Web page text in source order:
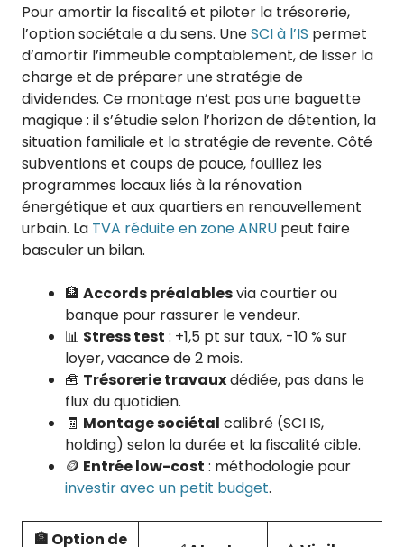
Pour amortir la fiscalité et piloter la trésorerie,
l’option sociétale a du sens. UneSCI à l’IS permet
d’amortir l’immeuble comptablement, de lisser la
charge et de préparer une stratégie de
dividendes. Ce montage n’est pas une baguette
magique : il s’étudie selon l’horizon de détention, la
situation familiale et la stratégie de revente. Côté
subventions et coups de pouce, fouillez les
programmes locaux liés à la rénovation
énergétique et aux quartiers en renouvellement
urbain. La TVA réduite en zone ANRU peut faire
basculer un bilan.
🏦 Accords préalablesvia courtier ou
banque pour rassurer le vendeur.
📊 Stress test : +1,5 pt sur taux, -10 % sur
loyer, vacance de 2 mois.
🧰 Trésorerie travauxdédiée, pas dans le
flux du quotidien.
🧾 Montage sociétal calibré (SCI IS,
holding) selon la durée et la fiscalité cible.
🪙 Entrée low-cost : méthodologie pour
investir avec un petit budget.
🏦 Option de